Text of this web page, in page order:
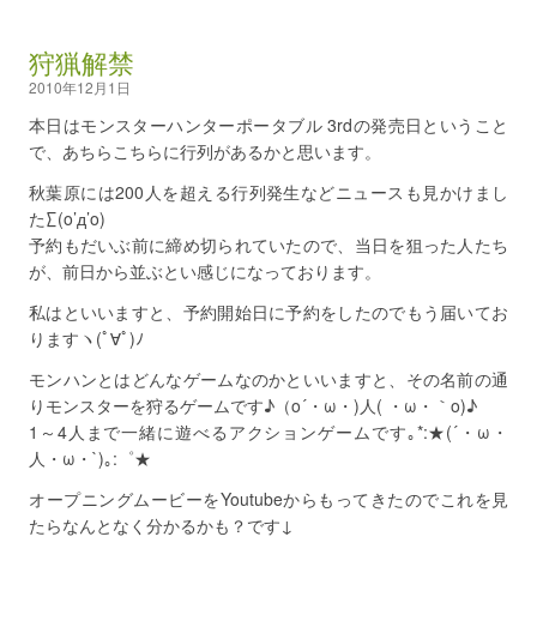
狩猟解禁
2010年12月1日
本日はモンスターハンターポータブル 3rdの発売日ということ
で、あちらこちらに行列があるかと思います。
秋葉原には200人を超える行列発生などニュースも見かけまし
た∑(o’д’o)
予約もだいぶ前に締め切られていたので、当日を狙った人たち
が、前日から並ぶとい感じになっております。
私はといいますと、予約開始日に予約をしたのでもう届いてお
りますヽ(ﾟ∀ﾟ)ﾉ
モンハンとはどんなゲームなのかといいますと、その名前の通
りモンスターを狩るゲームです♪（o´・ω・)人( ・ω・｀o)♪
1～4人まで一緒に遊べるアクションゲームです｡*:★(´・ω・
人・ω・`)｡:゜★
オープニングムービーをYoutubeからもってきたのでこれを見
たらなんとなく分かるかも？です↓